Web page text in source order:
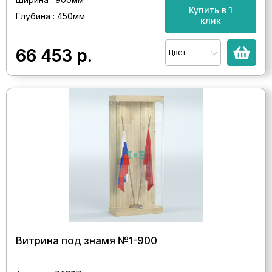
Глубина : 450мм
66 453 р.
Купить в 1
клик
Цвет
Витрина под знамя №1-900